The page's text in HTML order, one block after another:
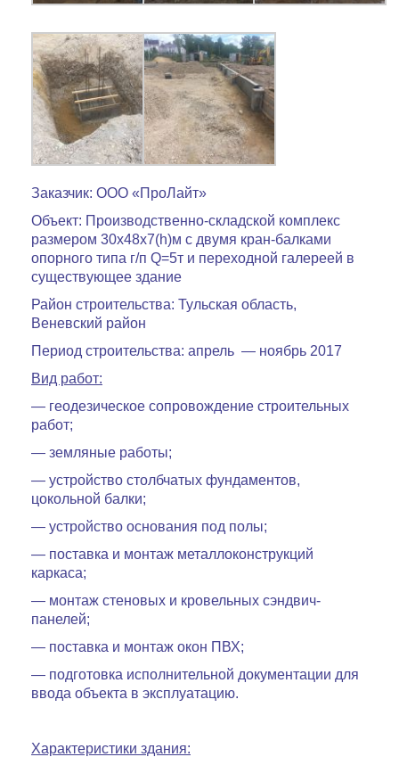
Заказчик: ООО «ПроЛайт»
Объект: Производственно-складской комплекс
размером 30х48х7(h)м с двумя кран-балками
опорного типа г/п Q=5т и переходной галереей в
существующее здание
Район строительства: Тульская область,
Веневский район
Период строительства: апрель — ноябрь 2017
Вид работ:
— геодезическое сопровождение строительных
работ;
— земляные работы;
— устройство столбчатых фундаментов,
цокольной балки;
— устройство основания под полы;
— поставка и монтаж металлоконструкций
каркаса;
— монтаж стеновых и кровельных сэндвич-
панелей;
— поставка и монтаж окон ПВХ;
— подготовка исполнительной документации для
ввода объекта в эксплуатацию.
Характеристики здания: